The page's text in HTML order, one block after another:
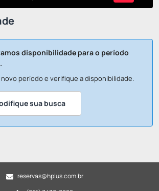
disponibilidade para o período
período e verifique a disponibilidade.
sua busca
reservas@hplus.com.br